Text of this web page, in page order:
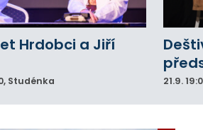
Hrdobci a Jiří
, Studénka 21.9.